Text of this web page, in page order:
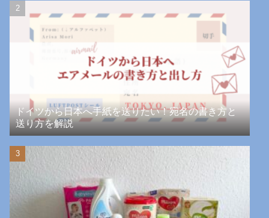
ドイツから日本へ手紙を送りたい！宛名の書き方と
送り方を解説